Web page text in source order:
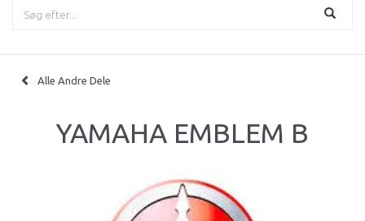
Alle Andre Dele
YAMAHA EMBLEM B